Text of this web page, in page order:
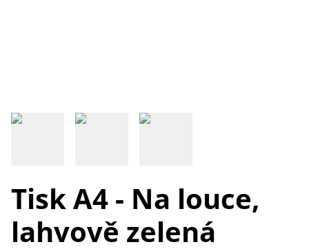
Tisk A4 - Na louce,
lahvově zelená